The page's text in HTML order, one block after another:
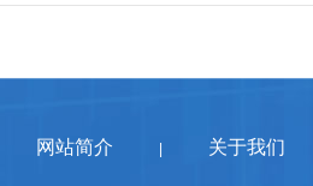
网站简介 关于我们